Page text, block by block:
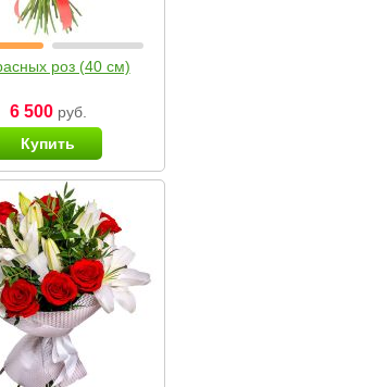
роз (40 см)
6 500руб.
Купить